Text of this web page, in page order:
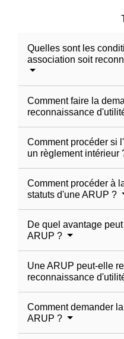
Quelles sont les
association soit
Comment faire la
reconnaissance
Comment procéder si
un règlement intérieur
Comment procéder à
statuts d'une ARUP ?
De quel avantage
ARUP ?
Une ARUP peut-elle
reconnaissance
Comment demander
ARUP ?